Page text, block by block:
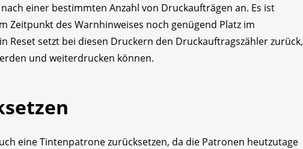
einer bestimmten Anzahl von Druckaufträgen an. Es ist
Zeitpunkt des Warnhinweises noch genügend Platz im
Reset setzt bei diesen Druckern den Druckauftragszähler zurück,
und weiterdrucken können.
eine Tintenpatrone zurücksetzen, da die Patronen heutzutage